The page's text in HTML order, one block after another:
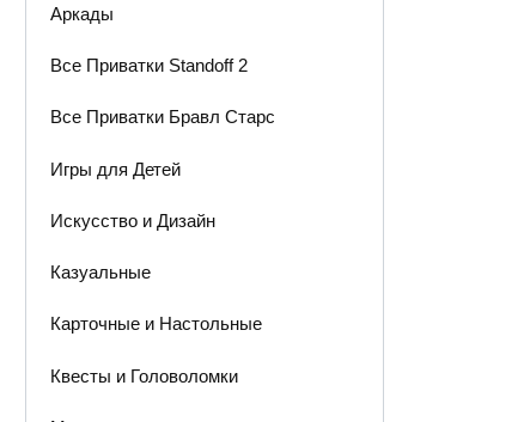
Аркады
Все Приватки Standoff 2
Все Приватки Бравл Старс
Игры для Детей
Искусство и Дизайн
Казуальные
Карточные и Настольные
Квесты и Головоломки